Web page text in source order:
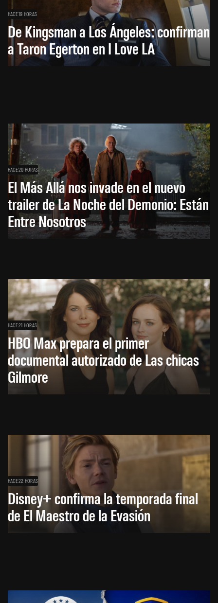
HACE 19 HORAS
De Kingsman a Los Ángeles: confirman
a Taron Egerton en I Love LA
HACE 20 HORAS
El Más Allá nos invade en el nuevo
trailer de La Noche del Demonio: Están
Entre Nosotros
HACE 21 HORAS
HBO Max prepara el primer
documental autorizado de Las chicas
Gilmore
HACE 22 HORAS
Disney+ confirma la temporada final
de El Maestro de la Evasión